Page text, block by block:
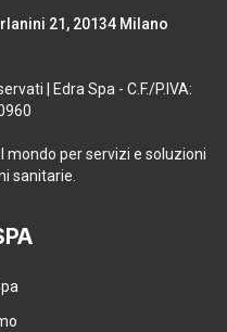
21, 20134 Milano
| Edra Spa - C.F./P.IVA:
mondo per servizi e soluzioni
sanitarie.